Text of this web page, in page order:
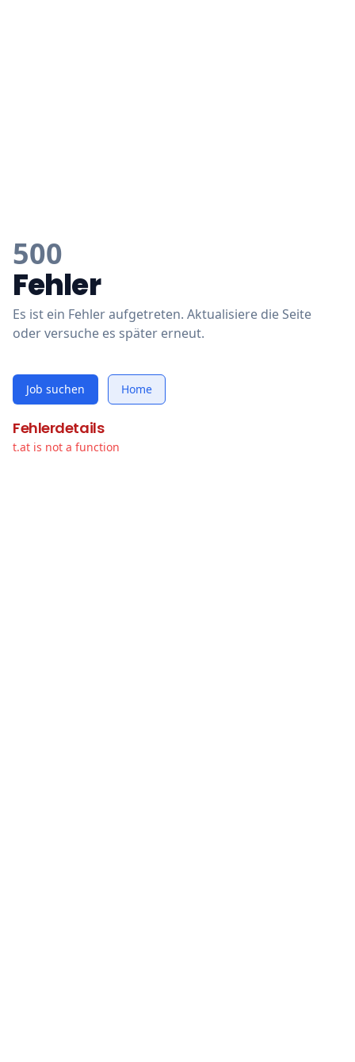
500
Fehler
Es ist ein Fehler aufgetreten. Aktualisiere die Seite
oder versuche es später erneut.
Job suchen Home
Fehlerdetails
t.at is not a function